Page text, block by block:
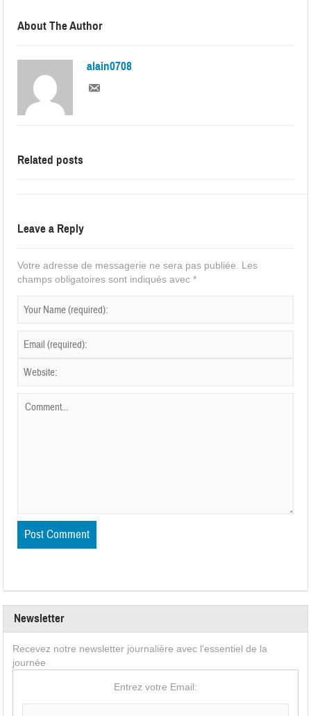
About The Author
alain0708
Related posts
Leave a Reply
Votre adresse de messagerie ne sera pas publiée. Les
champs obligatoires sont indiqués avec*
Newsletter
Recevez notre newsletter journalière avec l'essentiel de la
journée
Entrez votre Email: